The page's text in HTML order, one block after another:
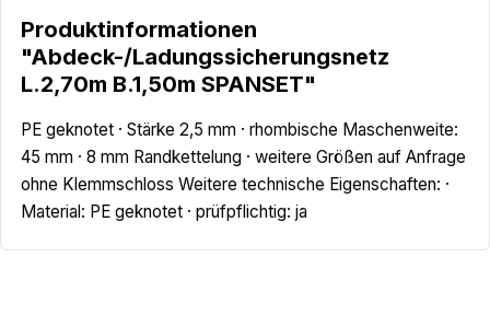
Produktinformationen
"Abdeck-/Ladungssicherungsnetz
L.2,70m B.1,50m SPANSET"
PE geknotet · Stärke 2,5 mm · rhombische Maschenweite:
45 mm · 8 mm Randkettelung · weitere Größen auf Anfrage
ohne Klemmschloss Weitere technische Eigenschaften: ·
Material: PE geknotet · prüfpflichtig: ja